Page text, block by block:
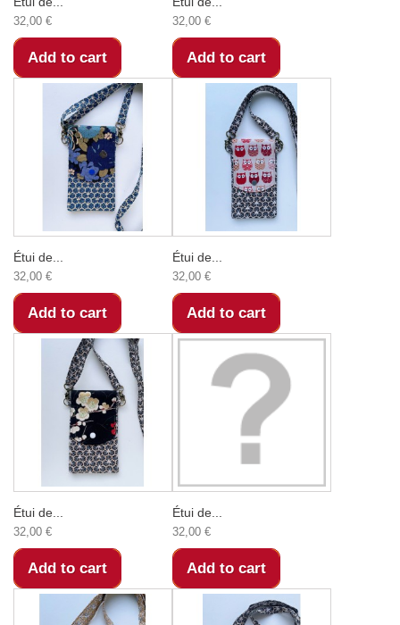
32,00 €
Add to cart
32,00 €
Add to cart
Étui de...
32,00 €
Add to cart
Étui de...
32,00 €
Add to cart
Étui de...
32,00 €
Add to cart
Étui de...
32,00 €
Add to cart